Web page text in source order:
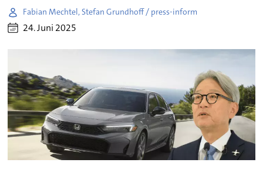
Fabian Mechtel, Stefan Grundhoff / press-inform
24. Juni 2025